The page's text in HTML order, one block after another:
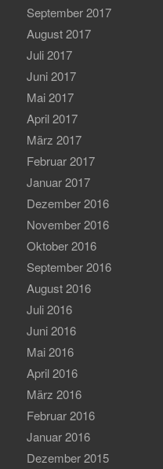
September 2017
August 2017
Juli 2017
Juni 2017
Mai 2017
April 2017
März 2017
Februar 2017
Januar 2017
Dezember 2016
November 2016
Oktober 2016
September 2016
August 2016
Juli 2016
Juni 2016
Mai 2016
April 2016
März 2016
Februar 2016
Januar 2016
Dezember 2015